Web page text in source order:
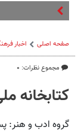
صفحه اصلی اخبار
مجموع نظرات: ۰
کتابخانه
گروه ادب و هنر: